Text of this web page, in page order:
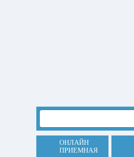
ОНЛАЙН
ПРИЕМНАЯ